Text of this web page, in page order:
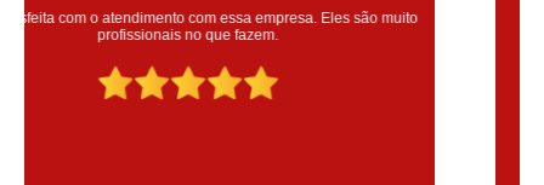
Super satisfeita com o serviço prestado, atendimento muito bom!
colaoradores educado e transparente, destaque para o colaborador
Claudinei excelente profissional!